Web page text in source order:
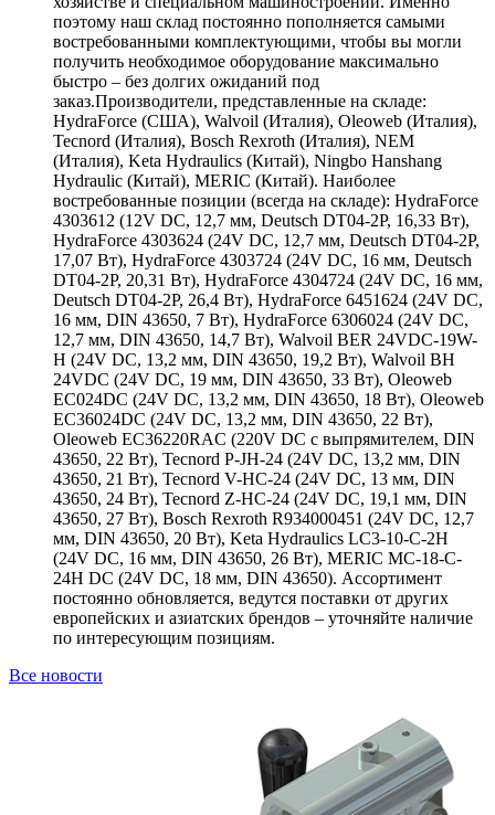
поэтому наш склад постоянно пополняется самыми
востребованными комплектующими, чтобы вы могли
получить необходимое оборудование максимально
быстро – без долгих ожиданий под
заказ.Производители, представленные на складе:
HydraForce (США), Walvoil (Италия), Oleoweb (Италия),
Tecnord (Италия), Bosch Rexroth (Италия), NEM
(Италия), Keta Hydraulics (Китай), Ningbo Hanshang
Hydraulic (Китай), MERIC (Китай). Наиболее
востребованные позиции (всегда на складе): HydraForce
4303612 (12V DC, 12,7 мм, Deutsch DT04-2P, 16,33 Вт),
HydraForce 4303624 (24V DC, 12,7 мм, Deutsch DT04-2P,
17,07 Вт), HydraForce 4303724 (24V DC, 16 мм, Deutsch
DT04-2P, 20,31 Вт), HydraForce 4304724 (24V DC, 16 мм,
Deutsch DT04-2P, 26,4 Вт), HydraForce 6451624 (24V DC,
16 мм, DIN 43650, 7 Вт), HydraForce 6306024 (24V DC,
12,7 мм, DIN 43650, 14,7 Вт), Walvoil BER 24VDC-19W-
H (24V DC, 13,2 мм, DIN 43650, 19,2 Вт), Walvoil BH
24VDC (24V DC, 19 мм, DIN 43650, 33 Вт), Oleoweb
EC024DC (24V DC, 13,2 мм, DIN 43650, 18 Вт), Oleoweb
EC36024DC (24V DC, 13,2 мм, DIN 43650, 22 Вт),
Oleoweb EC36220RAC (220V DC с выпрямителем, DIN
43650, 22 Вт), Tecnord P-JH-24 (24V DC, 13,2 мм, DIN
43650, 21 Вт), Tecnord V-HC-24 (24V DC, 13 мм, DIN
43650, 24 Вт), Tecnord Z-HC-24 (24V DC, 19,1 мм, DIN
43650, 27 Вт), Bosch Rexroth R934000451 (24V DC, 12,7
мм, DIN 43650, 20 Вт), Keta Hydraulics LC3-10-C-2H
(24V DC, 16 мм, DIN 43650, 26 Вт), MERIC MC-18-C-
24H DC (24V DC, 18 мм, DIN 43650). Ассортимент
постоянно обновляется, ведутся поставки от других
европейских и азиатских брендов – уточняйте наличие
по интересующим позициям.
Все новости